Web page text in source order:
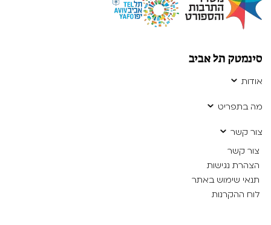
סינמטק תל אביב
אודות
מה בתפריט
צור קשר
צור קשר
הצהרת נגישות
תנאי שימוש באתר
לוח ההקרנות